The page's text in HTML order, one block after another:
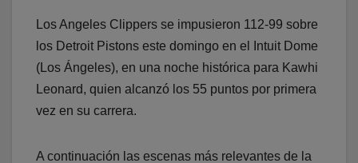
Los Angeles Clippers se impusieron 112-99 sobre
los Detroit Pistons este domingo en el Intuit Dome
(Los Ángeles), en una noche histórica para Kawhi
Leonard, quien alcanzó los 55 puntos por primera
vez en su carrera.
A continuación las escenas más relevantes de la